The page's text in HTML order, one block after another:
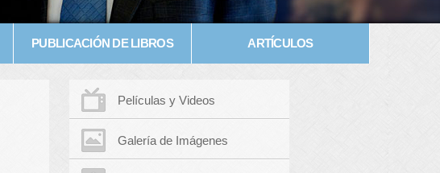
PUBLICACIÓN DE LIBROS ARTÍCULOS
Películas y Videos
Galería de Imágenes